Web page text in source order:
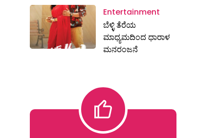
Entertainment
ಬೆಳ್ಳಿ ತೆರೆಯ
ಮಾಧ್ಯಮದಿಂದ ಧಾರಾಳ
ಮನರಂಜನೆ